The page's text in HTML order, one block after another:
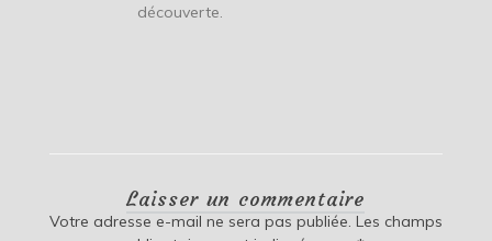
découverte.
Laisser un commentaire
Votre adresse e-mail ne sera pas publiée. Les champs